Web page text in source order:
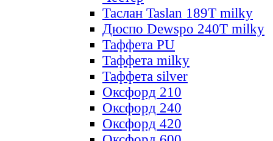
Таслан Taslan 189T milky
Дюспо Dewspo 240T milky
Таффета PU
Таффета milky
Таффета silver
Оксфорд 210
Оксфорд 240
Оксфорд 420